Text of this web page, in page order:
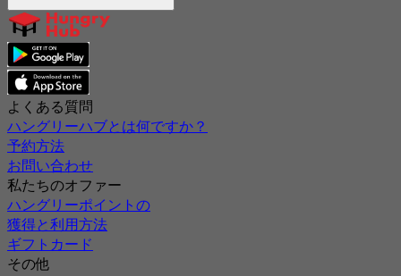
よくある質問
ハングリーハブとは何ですか？
予約方法
お問い合わせ
私たちのオファー
ハングリーポイントの
獲得と利用方法
ギフトカード
その他